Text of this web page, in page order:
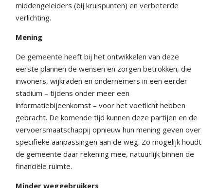
middengeleiders (bij kruispunten) en verbeterde
verlichting.
Mening
De gemeente heeft bij het ontwikkelen van deze
eerste plannen de wensen en zorgen betrokken, die
inwoners, wijkraden en ondernemers in een eerder
stadium – tijdens onder meer een
informatiebijeenkomst – voor het voetlicht hebben
gebracht. De komende tijd kunnen deze partijen en de
vervoersmaatschappij opnieuw hun mening geven over
specifieke aanpassingen aan de weg. Zo mogelijk houdt
de gemeente daar rekening mee, natuurlijk binnen de
financiële ruimte.
Minder weggebruikers